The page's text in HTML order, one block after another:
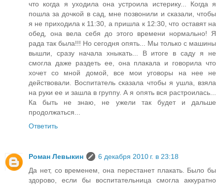
что когда я уходила она устроила истерику... Когда я
пошла за дочкой в сад, мне позвонили и сказали, чтобы
я не приходила к 11:30, а пришла к 12:30, что оставят на
обед, она вела себя до этого времени нормально! Я
рада так была!!! Но сегодня опять... Мы только с машины
вышли, сразу начала хныкать... В итоге в саду я не
смогла даже раздеть ее, она плакала и говорила что
хочет со мной домой, все мои уговоры на нее не
действовали. Воспитатель сказала чтобы я ушла, взяла
на руки ее и зашла в группу. А я опять вся растроилась...
Ка быть не знаю, не ужели так будет и дальше
продолжаться...
Ответить
Роман Левыкин
6 декабря 2010 г. в 23:18
Да нет, со временем, она перестанет плакать. Было бы
здорово, если бы воспитательница смогла аккуратно